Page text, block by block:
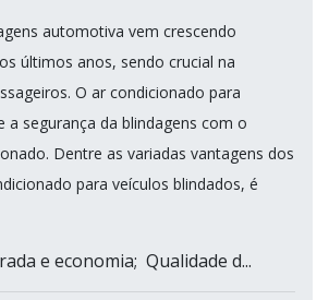
automotiva vem crescendo
últimos anos, sendo crucial na
O ar condicionado para
a segurança da blindagens com o
Dentre as variadas vantagens dos
para veículos blindados, é
e economia; Qualidade d...